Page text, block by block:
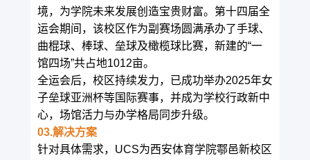
境，为学院未来发展创造宝贵财富。第十四届全
运会期间，该校区作为副赛场圆满承办了手球、
曲棍球、棒球、垒球及橄榄球比赛，新建的“一
馆四场”共占地1012亩。
全运会后，校区持续发力，已成功举办2025年女
子垒球亚洲杯等国际赛事，并成为学校行政新中
心，场馆活力与办学格局同步升级。
03.解决方案
针对具体需求，UCS为西安体育学院鄠邑新校区